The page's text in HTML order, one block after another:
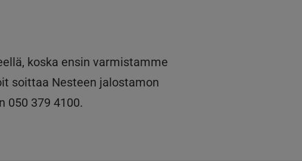
koska ensin varmistamme
soittaa Nesteen jalostamon
050 379 4100.